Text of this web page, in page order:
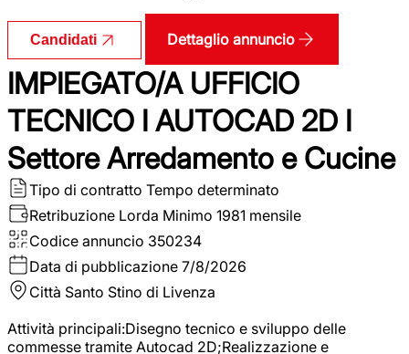
Candidati Dettaglio annuncio
IMPIEGATO/A UFFICIO
TECNICO I AUTOCAD 2D I
Settore Arredamento e Cucine
Tipo di contratto Tempo determinato
Retribuzione Lorda Minimo 1981 mensile
Codice annuncio 350234
Data di pubblicazione 7/8/2026
Città Santo Stino di Livenza
Attività principali:Disegno tecnico e sviluppo delle
commesse tramite Autocad 2D;Realizzazione e